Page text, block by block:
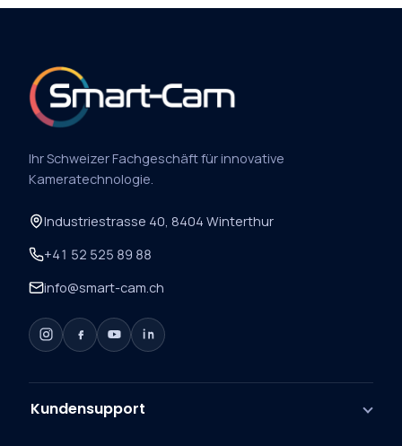
Ihr Schweizer Fachgeschäft für innovative
Kameratechnologie.
Industriestrasse 40, 8404 Winterthur
+41 52 525 89 88
info@smart-cam.ch
Kundensupport